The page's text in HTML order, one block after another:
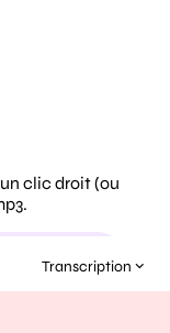
Transcription